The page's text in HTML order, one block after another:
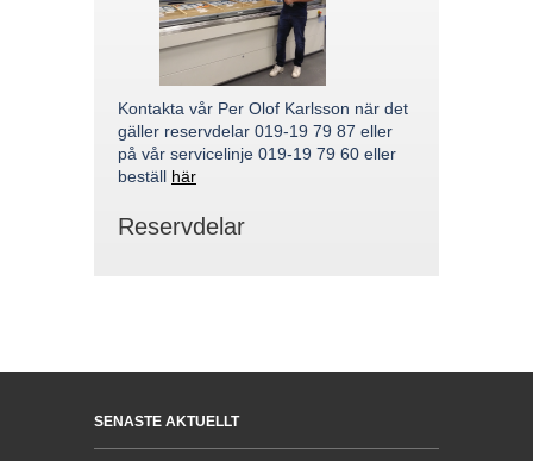
Kontakta vår Per Olof Karlsson när det
gäller reservdelar 019-19 79 87 eller
på vår servicelinje 019-19 79 60 eller
beställ här
Reservdelar
SENASTE AKTUELLT